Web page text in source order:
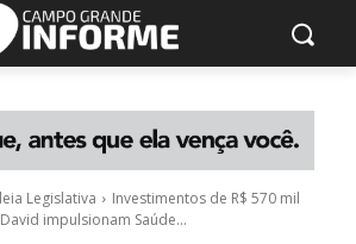
Legislativa
Investimentos de R$ 570 mil
impulsionam Saúde...